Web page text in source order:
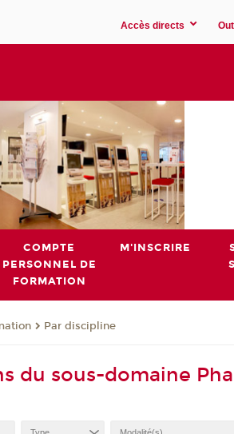
Accès directs
COMPTE
PERSONNEL DE
FORMATION
M'INSCRIRE
Par discipline
du sous-domaine